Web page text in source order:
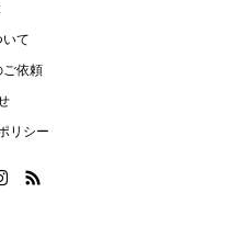
て
ご依頼
リシー